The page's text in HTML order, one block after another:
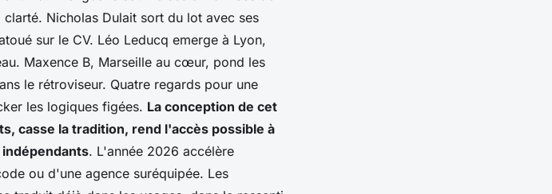
Nicholas Dulait sort du lot avec ses
sur le CV. Léo Leducq emerge à Lyon,
Maxence B, Marseille au cœur, pond les
le rétroviseur. Quatre regards pour une
les logiques figées. La conception de cet
casse la tradition, rend l'accès possible à
. L'année 2026 accélère
ou d'une agence suréquipée. Les